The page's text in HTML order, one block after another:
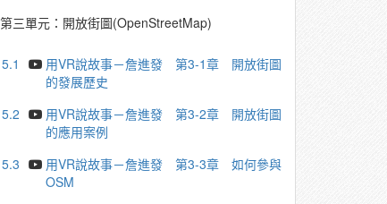
第三單元：開放街圖(OpenStreetMap)
5.1
用VR說故事－詹進發 第3-1章 開放街圖
的發展歷史
5.2
用VR說故事－詹進發 第3-2章 開放街圖
的應用案例
5.3
用VR說故事－詹進發 第3-3章 如何參與
OSM